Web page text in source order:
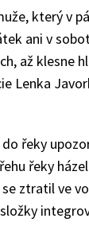
který v
ani v
až klesne
Lenka
řeky
řeky
ztratil ve